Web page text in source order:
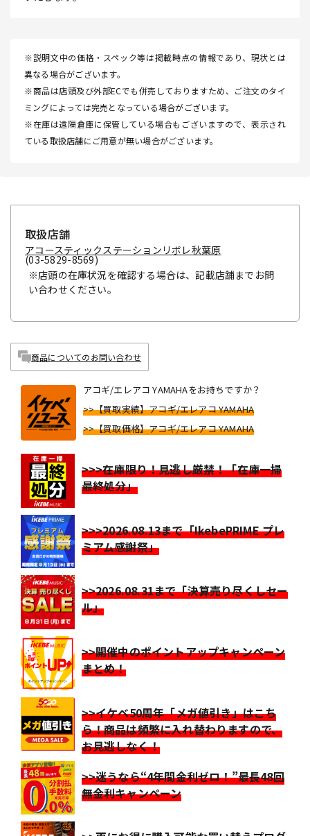
※説明文中の価格・スペック等は掲載時点の情報であり、現状とは
異なる場合がございます。
※商品は店頭及び外部ECでも併売しておりますため、ご注文のタイ
ミングによっては完売となっている場合がございます。
※在庫は遠隔倉庫に保管している場合もございますので、表示され
ている取扱店舗にご用意が無い場合がございます。
取扱店舗
アコースティックステーションリボレ秋葉原
(03-5829-8569)
※店頭の在庫状況を確認する場合は、記載店舗までお問
い合わせください。
商品についてのお問い合わせ
アコギ/エレアコ YAMAHAをお持ちですか？
>>【買取実績】アコギ/エレアコ YAMAHA
>>【買取価格】アコギ/エレアコ YAMAHA
>>>在庫限り！見逃し厳禁！「在庫一掃
最終処分」
>>>2026.08.13まで「IkebePRIME プレ
ミアム感謝祭」
>>2026.08.31まで「決算売り尽くしセー
ル」
>>開催中のポイントアップキャンペーン
まとめ！
>>イケベ50周年「メガ値引き」はこち
ら！商品は頻繁に入れ替わりますので、
お見逃しなく！
>>迷うなら“4年間金利ゼロ！”最長48回
無金利キャンペーン